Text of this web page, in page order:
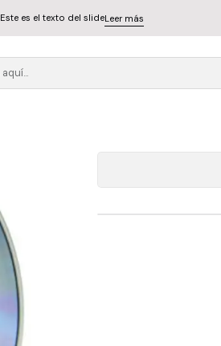
Este es el texto del slideLeer más